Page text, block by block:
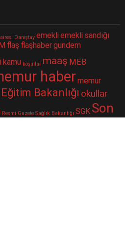
Danıştay emekliemekli sandığı
flaş flaşhabergundem
kamu koşullar maaş MEB
habermemur
Bakanlığı okullar
Resmi Gazete Sağlık Bakanlığı SGK Son